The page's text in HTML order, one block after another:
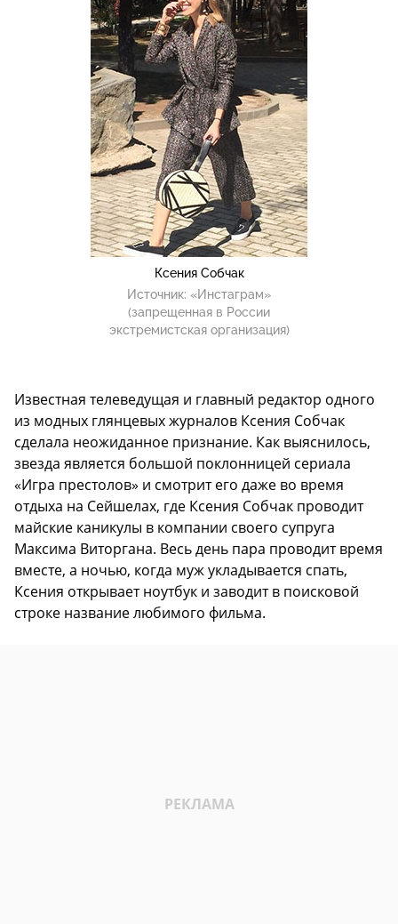
Ксения Собчак
Источник: «Инстаграм»
(запрещенная в России
экстремистская организация)
Известная телеведущая и главный редактор одного
из модных глянцевых журналов Ксения Собчак
сделала неожиданное признание. Как выяснилось,
звезда является большой поклонницей сериала
«Игра престолов» и смотрит его даже во время
отдыха на Сейшелах, где Ксения Собчак проводит
майские каникулы в компании своего супруга
Максима Виторгана. Весь день пара проводит время
вместе, а ночью, когда муж укладывается спать,
Ксения открывает ноутбук и заводит в поисковой
строке название любимого фильма.